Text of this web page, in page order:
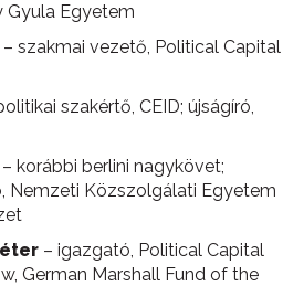
Gyula Egyetem
– szakmai vezető, Political Capital
szakértő, CEID; újságíró,
– korábbi berlini nagykövet;
Nemzeti Közszolgálati Egyetem
– igazgató, Political Capital
German Marshall Fund of the